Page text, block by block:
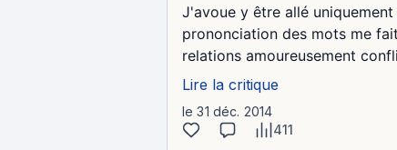
J'avoue y être allé
prononciation des mots me
relations amoureusement
Lire la critique
le 31 déc. 2014
411